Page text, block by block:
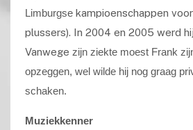
Limburgsekampioenschappen
plussers). In 2004 en 2005 werd
Vanwegezijn ziekte moest Frank
opzeggen, wel wilde hij nog graag
schaken.
Muziekkenner